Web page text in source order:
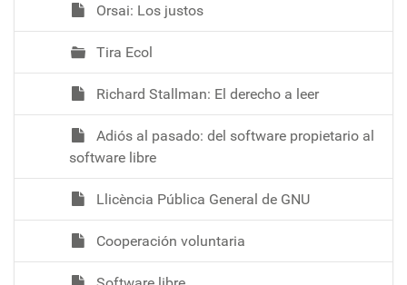
Orsai: Los justos
Tira Ecol
Richard Stallman: El derecho a leer
Adiós al pasado: del software propietario al
software libre
Llicència Pública General de GNU
Cooperación voluntaria